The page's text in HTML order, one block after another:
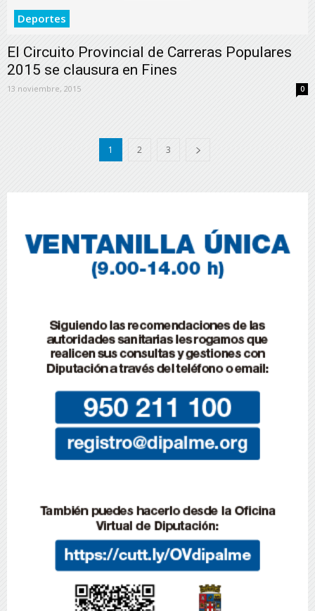
Deportes
El Circuito Provincial de Carreras Populares
2015 se clausura en Fines
13 noviembre, 2015 0
1 2 3